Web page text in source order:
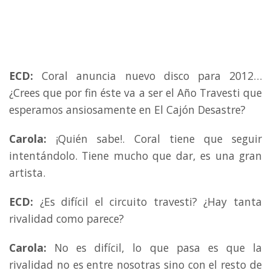
ECD: Coral anuncia nuevo disco para 2012…
¿Crees que por fin éste va a ser el Año Travesti que
esperamos ansiosamente en El Cajón Desastre?
Carola: ¡Quién sabe!. Coral tiene que seguir
intentándolo. Tiene mucho que dar, es una gran
artista.
ECD: ¿Es difícil el circuito travesti? ¿Hay tanta
rivalidad como parece?
Carola: No es difícil, lo que pasa es que la
rivalidad no es entre nosotras sino con el resto de